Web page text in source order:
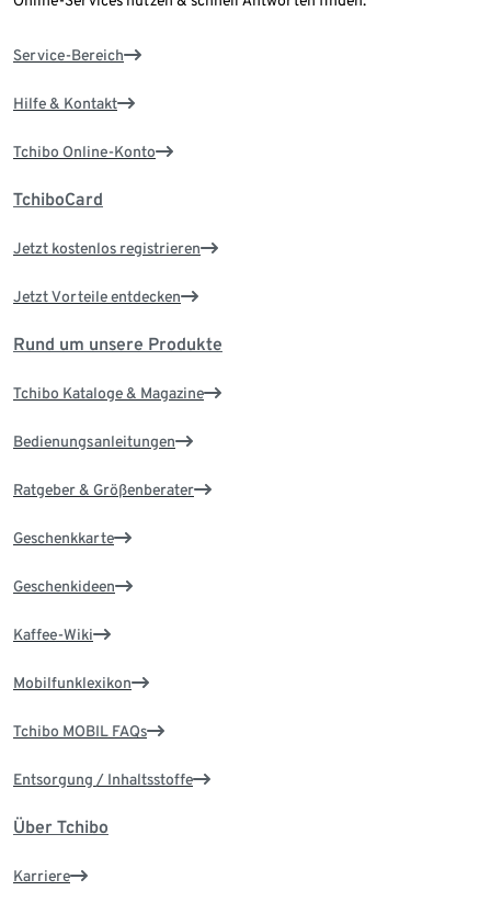
Service-Bereich
Hilfe & Kontakt
Tchibo Online-Konto
TchiboCard
Jetzt kostenlos registrieren
Jetzt Vorteile entdecken
Rund um unsere Produkte
Tchibo Kataloge & Magazine
Bedienungsanleitungen
Ratgeber & Größenberater
Geschenkkarte
Geschenkideen
Kaffee-Wiki
Mobilfunklexikon
Tchibo MOBIL FAQs
Entsorgung / Inhaltsstoffe
Über Tchibo
Karriere